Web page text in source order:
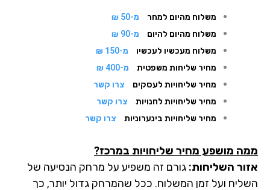
משלוח מהיום למחר
מ-50 ₪
משלוח מהיום להיום
מ-90 ₪
משלוח מעכשיו לעכשיו
מ-150 ₪
מחיר שליחות משפטית
מ-400 ₪
מחיר שליחויות לעסקים
צרו קשר
מחיר שליחויות לחנויות
צרו קשר
מחיר שליחויות בינערוניות
צרו קשר
מושפע מחיר שליחויות במרכז?
השליחות:גורם זה משפיע על מרחק הנסיעה של
ועל זמן המשלוח. ככל שהמרחק גדול יותר, כך